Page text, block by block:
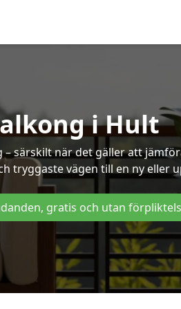
i Hult
särskilt när det gäller att
tryggaste vägen till en ny eller
gratis och utan